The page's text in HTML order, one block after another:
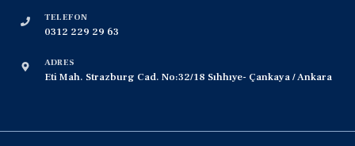
TELEFON
0312 229 29 63
ADRES
Eti Mah. Strazburg Cad. No:32/18 Sıhhıye- Çankaya / Ankara